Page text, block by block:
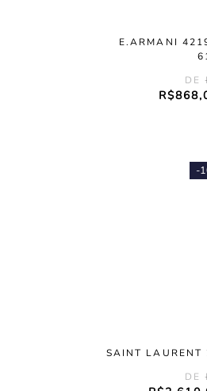
E.ARMANI
R$868,
-
SAINT